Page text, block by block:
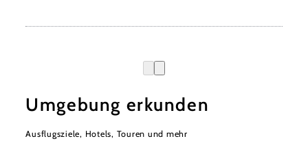
Umgebung erkunden
Ausflugsziele, Hotels, Touren und mehr